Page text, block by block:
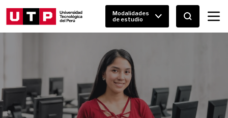
Modalidades
de estudio